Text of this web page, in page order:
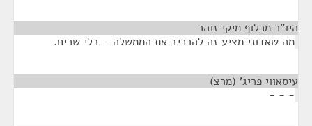
היו"ר מכלוף מיקי זוהר
מה שאדוני מציע זה להרכיב את הממשלה – בלי שרים.
עיסאווי פריג' (מרצ)
- - -